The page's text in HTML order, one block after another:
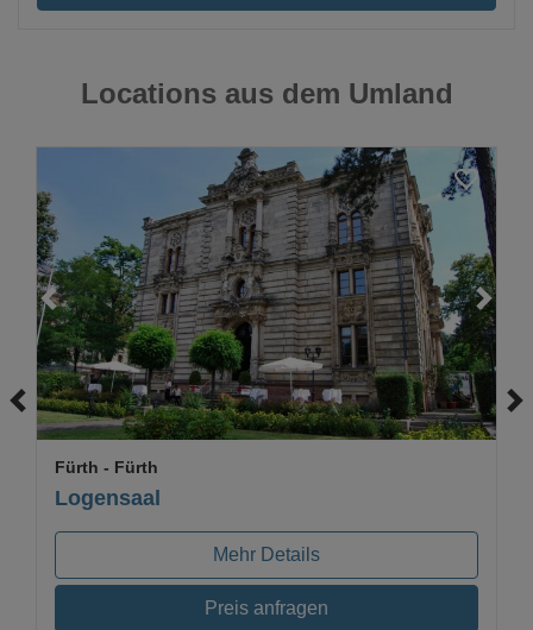
Locations aus dem Umland
Loading...
Logensaal
Fürth - Fürth
Mehr Details
Preis anfragen